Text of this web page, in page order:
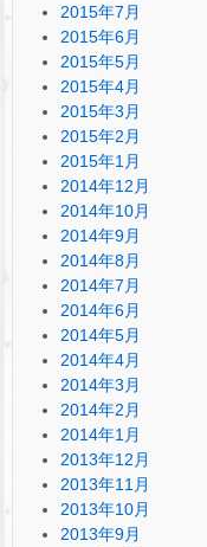
2015年7月
2015年6月
2015年5月
2015年4月
2015年3月
2015年2月
2015年1月
2014年12月
2014年10月
2014年9月
2014年8月
2014年7月
2014年6月
2014年5月
2014年4月
2014年3月
2014年2月
2014年1月
2013年12月
2013年11月
2013年10月
2013年9月